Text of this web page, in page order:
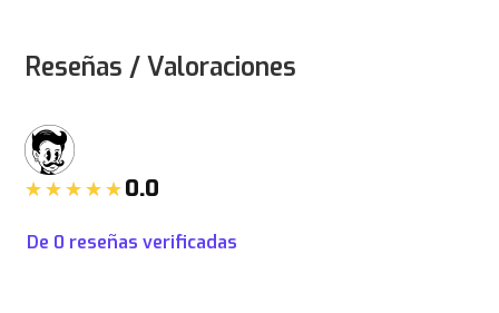
Reseñas / Valoraciones
0.0
De 0 reseñas verificadas